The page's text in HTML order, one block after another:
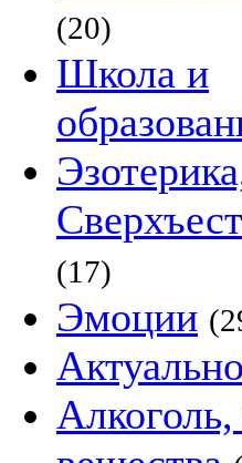
(20)
Школа и
(17)
Эмоции
Алкоголь,